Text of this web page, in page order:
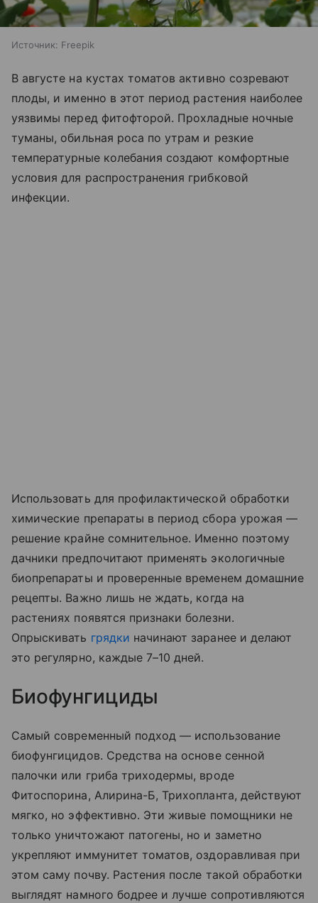
Источник: Freepik
В августе на кустах томатов активно созревают
плоды, и именно в этот период растения наиболее
уязвимы перед фитофторой. Прохладные ночные
туманы, обильная роса по утрам и резкие
температурные колебания создают комфортные
условия для распространения грибковой
инфекции.
Использовать для профилактической обработки
химические препараты в период сбора урожая —
решение крайне сомнительное. Именно поэтому
дачники предпочитают применять экологичные
биопрепараты и проверенные временем домашние
рецепты. Важно лишь не ждать, когда на
растениях появятся признаки болезни.
Опрыскивать грядки начинают заранее и делают
это регулярно, каждые 7–10 дней.
Биофунгициды
Самый современный подход — использование
биофунгицидов. Средства на основе сенной
палочки или гриба триходермы, вроде
Фитоспорина, Алирина-Б, Трихопланта, действуют
мягко, но эффективно. Эти живые помощники не
только уничтожают патогены, но и заметно
укрепляют иммунитет томатов, оздоравливая при
этом саму почву. Растения после такой обработки
выглядят намного бодрее и лучше сопротивляются